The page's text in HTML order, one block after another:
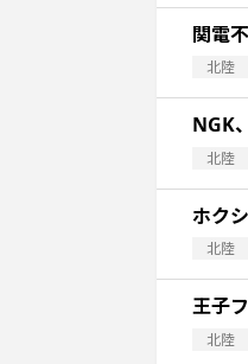
関電
北陸
NGK
北陸
ホク
北陸
王子
北陸